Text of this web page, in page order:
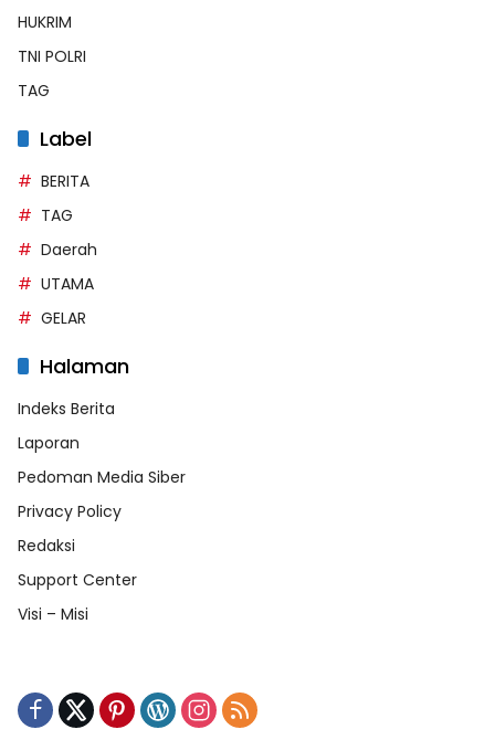
HUKRIM
TNI POLRI
TAG
Label
BERITA
TAG
Daerah
UTAMA
GELAR
Halaman
Indeks Berita
Laporan
Pedoman Media Siber
Privacy Policy
Redaksi
Support Center
Visi – Misi